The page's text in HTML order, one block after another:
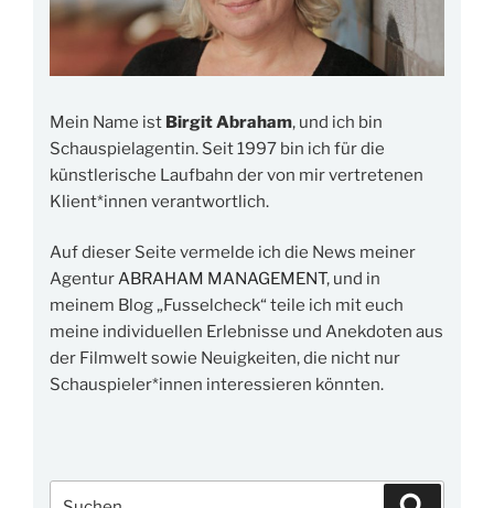
Mein Name ist Birgit Abraham, und ich bin
Schauspielagentin. Seit 1997 bin ich für die
künstlerische Laufbahn der von mir vertretenen
Klient*innen verantwortlich.
Auf dieser Seite vermelde ich die News meiner
AgenturABRAHAM MANAGEMENT, und in
meinem Blog „Fusselcheck“ teile ich mit euch
meine individuellen Erlebnisse und Anekdoten aus
der Filmwelt sowie Neuigkeiten, die nicht nur
Schauspieler*innen interessieren könnten.